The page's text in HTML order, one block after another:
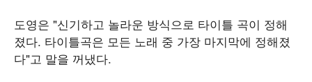
도영은 "신기하고 놀라운 방식으로 타이틀 곡이 정해
졌다. 타이틀곡은 모든 노래 중 가장 마지막에 정해졌
다"고 말을 꺼냈다.